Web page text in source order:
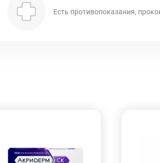
Есть противопоказания,